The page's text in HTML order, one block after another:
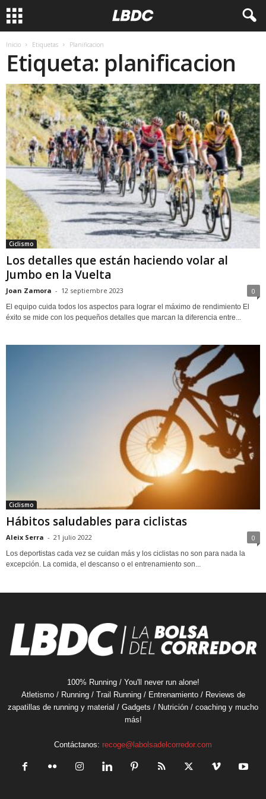
Inicio Etiquetas Planificacion
Etiqueta: planificacion
Ciclismo
Los detalles que están haciendo volar al
Jumbo en la Vuelta
Joan Zamora - 12 septiembre 2023 0
El equipo cuida todos los aspectos para lograr el máximo de rendimiento El
éxito se mide con los pequeños detalles que marcan la diferencia entre...
Ciclismo
Hábitos saludables para ciclistas
Aleix Serra - 21 julio 2022 0
Los deportistas cada vez se cuidan más y los ciclistas no son para nada la
excepción. La comida, el descanso o el entrenamiento son...
100% Running / You'll never run alone!
Atletismo / Running / Trail Running / Entrenamiento / Reviews de
zapatillas de running y material / Gadgets / Nutrición / coaching y mucho
más!
Contáctanos: recoge@labolsadelcorredor.com